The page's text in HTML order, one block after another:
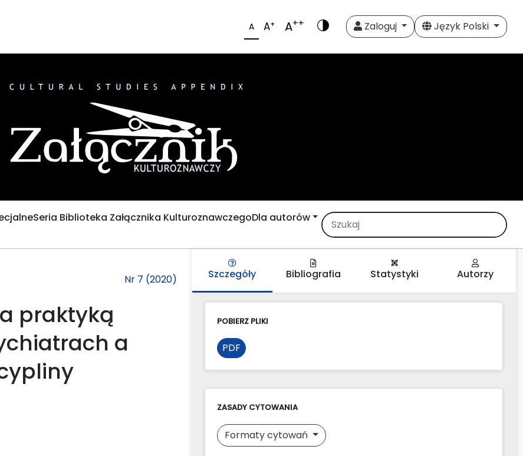
A A+ A++ Zaloguj Język Polski
Seria Biblioteka Załącznika KulturoznawczegoDla autorów
Nr 7 (2020)
praktyką
a
Szczegóły Bibliografia Statystyki Autorzy
POBIERZ PLIKI
PDF
ZASADY CYTOWANIA
Formaty cytowań